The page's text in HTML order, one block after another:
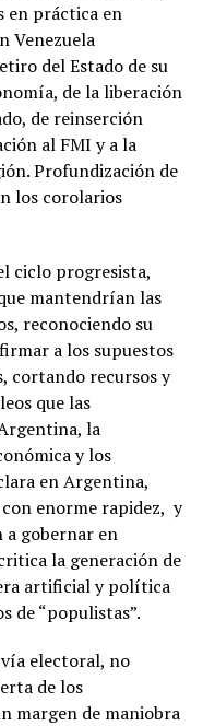
en práctica en
Venezuela
del Estado de su
de la liberación
de reinserción
al FMI y a la
Profundización de
los corolarios
ciclo progresista,
mantendrían las
reconociendo su
a los supuestos
cortando recursos y
que las
la
y los
en Argentina,
enorme rapidez, y
a gobernar en
la generación de
artificial y política
de “populistas”.
electoral, no
de los
margen de maniobra